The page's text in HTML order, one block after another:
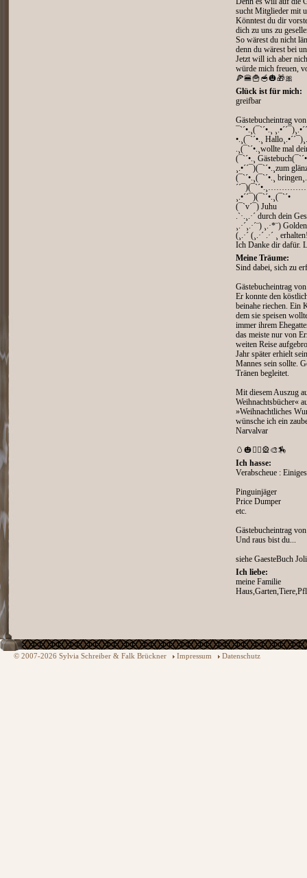
sucht Mitglieder mit
Könntest du dir
dich zu uns zu
So wärest du nicht
denn du wärest bei
Jetzt will ich aber
würde mich freuen,
🍕🍔🍟🥣🎃🎁🎀
Glück ist für mich:
greifbar
Gästebucheintrag
¯`´•.¸(¯`´•.¸
•.¸(¯`´•.¸
.¸(¯`´•.¸wollte mal
(¯`´•.¸
¸.•´´¯)(¯`´•.¸zum
(¯`´•.¸(¯`´•.¸
¸.•´´¯)(¯`´•.¸(¯`´•
(¯`v´¯) Juhu
.`·.¸.·´ durch dein
¸.·´¸.·´¨) ¸.·*¨)
(¸.·´ (¸.·´ .·´ ¸
Ich Danke dir dafür.
Meine Träume:
Sind dabei, sich zu
Gästebucheintrag
Er konnte den
beinahe riechen. Ein
dem sie speisen
immer ihrem
das meiste nur von
weiten Reise
Jahr später erhielt
Mannes sein sollte.
Tränen begleitet.
Mit diesem Auszug
Weihnachtsbücher«
»Weihnachtliches
wünsche ich ein
Narvalvar
🥚🎃💂‍♂️🎡🎨🏇
Ich hasse:
Verabscheue : Einiges
Pinguinjäger
Price Dumper
etc.
Gästebucheintrag
Und raus bist du...
siehe GaesteBuch
Ich liebe:
meine Familie
© 2007-2026 Sylvia Schreiber & Falk Brückner Impressum Datenschutz